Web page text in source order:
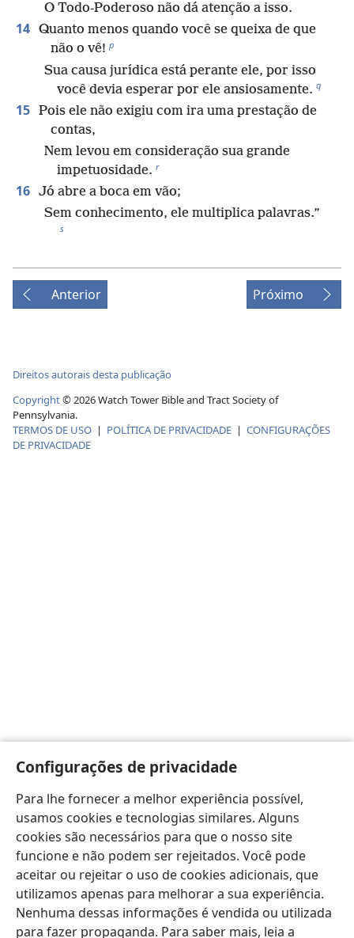
Configurações de privacidade
Para lhe fornecer a melhor experiência possível,
usamos cookies e tecnologias similares. Alguns
cookies são necessários para que o nosso site
funcione e não podem ser rejeitados. Você pode
aceitar ou rejeitar o uso de cookies adicionais, que
utilizamos apenas para melhorar a sua experiência.
Nenhuma dessas informações é vendida ou utilizada
para fazer propaganda. Para saber mais, leia a
O Todo-Poderoso não dá atenção a isso.
14 Quanto menos quando você se queixa de que
não o vê! p
Sua causa jurídica está perante ele, por isso
você devia esperar por ele ansiosamente. q
15 Pois ele não exigiu com ira uma prestação de
contas,
Nem levou em consideração sua grande
impetuosidade. r
16 Jó abre a boca em vão;
Sem conhecimento, ele multiplica palavras.”
s
Anterior Próximo
Direitos autorais desta publicação
Copyright©2026Watch Tower Bible and Tract Society of
Pennsylvania.
TERMOS DE USO | POLÍTICA DE PRIVACIDADE | CONFIGURAÇÕES
DE PRIVACIDADE